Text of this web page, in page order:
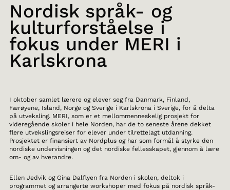
Nordisk språk- og
kulturforståelse i
fokus under MERI i
Karlskrona
I oktober samlet lærere og elever seg fra Danmark, Finland,
Færøyene, Island, Norge og Sverige i Karlskrona i Sverige, for å delta
på utveksling. MERI, som er et mellommenneskelig prosjekt for
videregående skoler i hele Norden, har de to seneste årene dekket
flere utvekslingsreiser for elever under tilrettelagt utdanning.
Prosjektet er finansiert av Nordplus og har som formål å styrke den
nordiske undervisningen og det nordiske fellesskapet, gjennom å lære
om- og av hverandre.
Ellen Jedvik og Gina Dalflyen fra Norden i skolen, deltok i
programmet og arrangerte workshoper med fokus på nordisk språk-